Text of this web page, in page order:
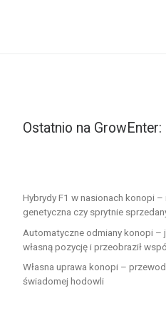
Ostatnio na GrowEnter:
Hybrydy F1 w nasionach konopi
genetyczna czy sprytnie
Automatyczne odmiany konopi –
własną pozycję i przeobraził
Własna uprawa konopi –
świadomej hodowli